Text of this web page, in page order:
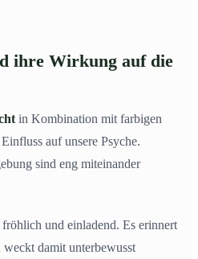
ihre Wirkung auf die
in Kombination mit farbigen
auf unsere Psyche.
sind eng miteinander
und einladend. Es erinnert
weckt damit unterbewusst